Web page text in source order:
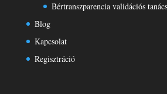
Bértranszparencia validációs
Blog
Kapcsolat
Regisztráció